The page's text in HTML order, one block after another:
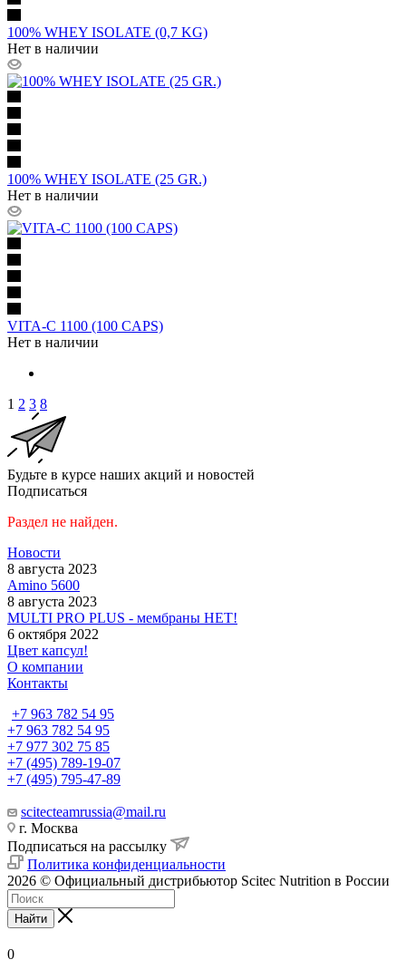
100% WHEY ISOLATE (0,7 KG)
Нет в наличии
100% WHEY ISOLATE (25 GR.)
Нет в наличии
VITA-C 1100 (100 CAPS)
Нет в наличии
1 2 3 8
Будьте в курсе наших акций и новостей
Подписаться
Раздел не найден.
Новости
8 августа 2023
Amino 5600
8 августа 2023
MULTI PRO PLUS - мембраны НЕТ!
6 октября 2022
Цвет капсул!
О компании
Контакты
+7 963 782 54 95
+7 963 782 54 95
+7 977 302 75 85
+7 (495) 789-19-07
+7 (495) 795-47-89
scitecteamrussia@mail.ru
г. Москва
Подписаться на рассылку
Политика конфиденциальности
2026 © Официальный дистрибьютор Scitec Nutrition в России
Найти
0